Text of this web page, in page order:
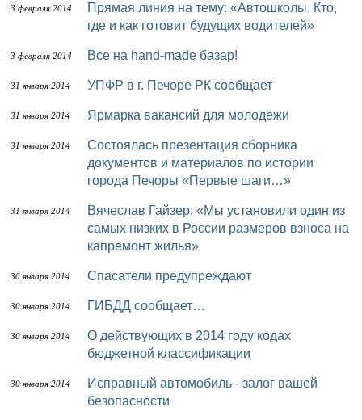
3 февраля 2014
Прямая линия на тему: «Автошколы. Кто,
где и как готовит будущих водителей»
3 февраля 2014 Все на hand-made базар!
31 января 2014 УПФР в г. Печоре РК сообщает
31 января 2014 Ярмарка вакансий для молодёжи
31 января 2014
Состоялась презентация сборника
документов и материалов по истории
города Печоры «Первые шаги…»
31 января 2014
Вячеслав Гайзер: «Мы установили один из
самых низких в России размеров взноса на
капремонт жилья»
30 января 2014 Спасатели предупреждают
30 января 2014 ГИБДД сообщает…
30 января 2014
О действующих в 2014 году кодах
бюджетной классификации
30 января 2014
Исправный автомобиль - залог вашей
безопасности